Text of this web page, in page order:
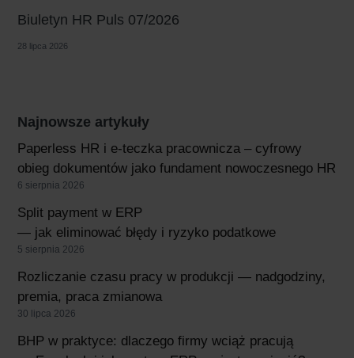
Biuletyn HR Puls 07/2026
28 lipca 2026
Najnowsze artykuły
Paperless HR i e-teczka pracownicza – cyfrowy
obieg dokumentów jako fundament nowoczesnego HR
6 sierpnia 2026
Split payment w ERP
— jak eliminować błędy i ryzyko podatkowe
5 sierpnia 2026
Rozliczanie czasu pracy w produkcji — nadgodziny,
premia, praca zmianowa
30 lipca 2026
BHP w praktyce: dlaczego firmy wciąż pracują